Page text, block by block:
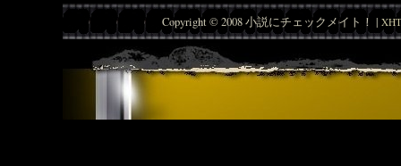
Copyright © 2008 小説にチェックメイト！ |